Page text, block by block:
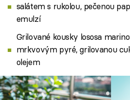
salátem s rukolou, pečenou
emulzí
Grilované kousky lososa
mrkvovým pyré, grilovanou
olejem